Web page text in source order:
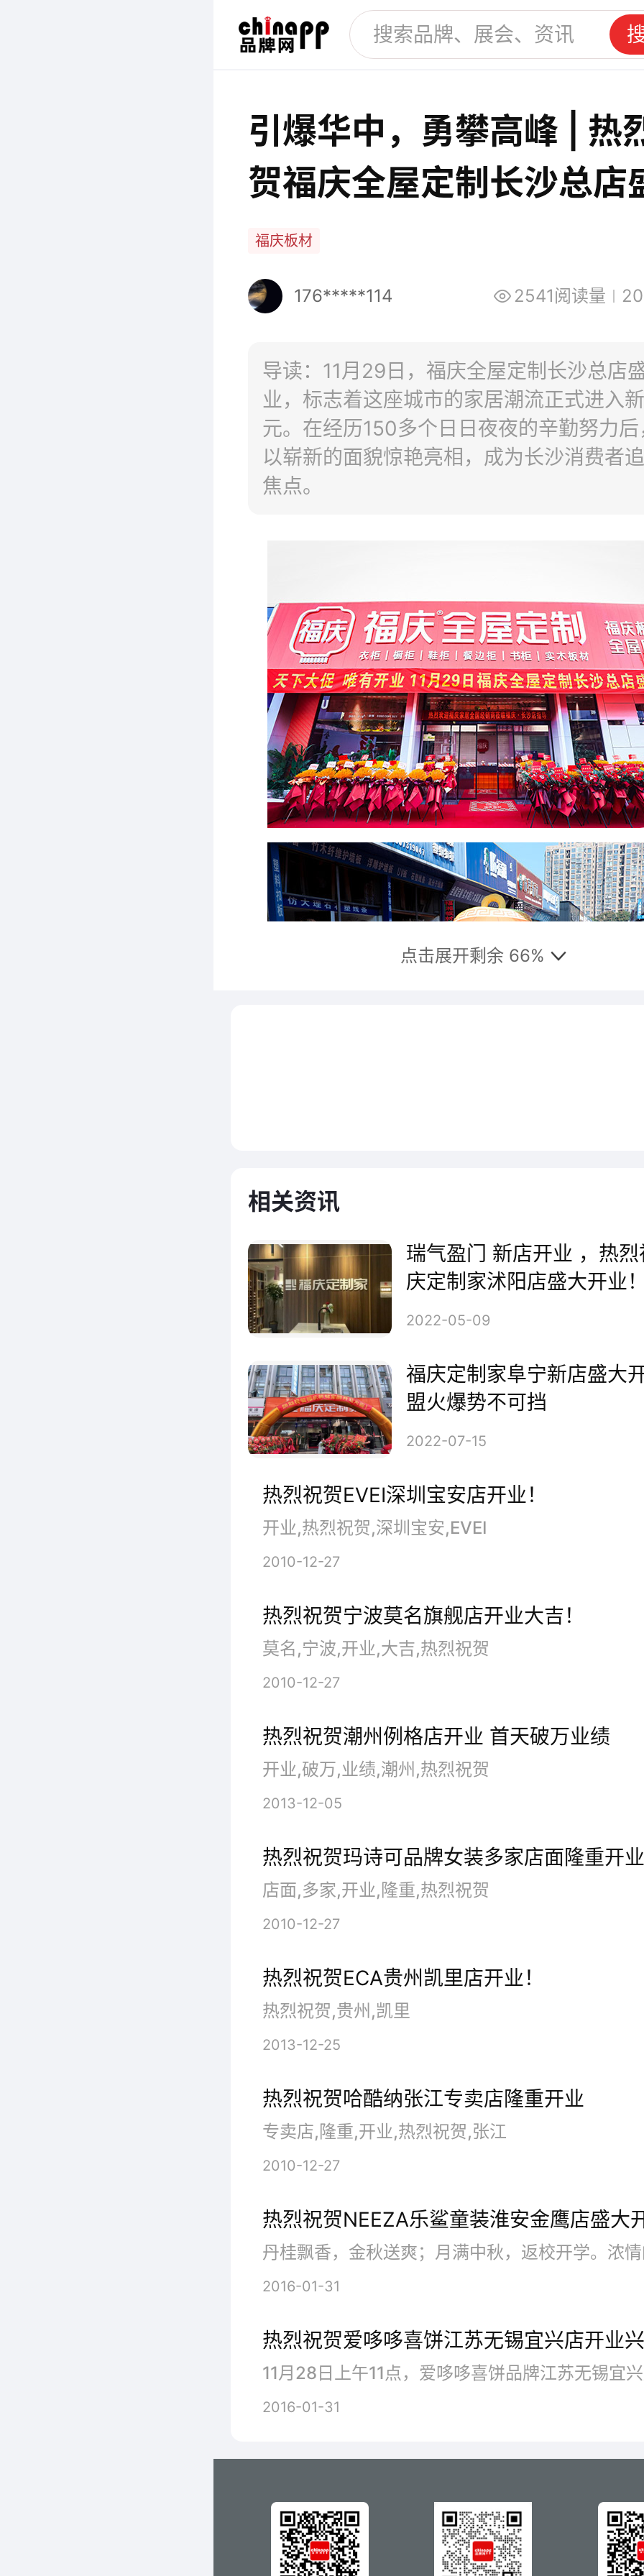
引爆华中，勇攀高峰 | 热
贺福庆全屋定制长沙总店
开业！
福庆板材
176*****114 2541阅读量
导读：11月29日，福庆全屋定制长沙总店
业，标志着这座城市的家居潮流正式进入
元。在经历150多个日日夜夜的辛勤努力
以崭新的面貌惊艳亮相，成为长沙消费者
焦点。
业，标志着这座城市的家居潮流正式
元。在经历150多个日日夜夜的辛勤努
门店以崭新的面貌惊艳亮相，成为长
追逐的焦点。
开业当天，鞭炮声声、锣鼓喧天
友们与来自全国的经销商纷至沓来，
新店的崛起。他们不仅对新店的开业
祝贺，更纷纷参观学习福庆全屋定制
的装修风格、经营理念及运营模式。
点击展开剩余 66%
相关资讯
瑞气盈门 新店开业 ，热
庆定制家沭阳店盛大开业
2022-05-09
福庆定制家阜宁新店盛大
盟火爆势不可挡
2022-07-15
热烈祝贺EVEI深圳宝安店开业！
开业,热烈祝贺,深圳宝安,EVEI
2010-12-27
热烈祝贺宁波莫名旗舰店开业大吉！
莫名,宁波,开业,大吉,热烈祝贺
2010-12-27
热烈祝贺潮州例格店开业 首天破万业绩
开业,破万,业绩,潮州,热烈祝贺
2013-12-05
热烈祝贺玛诗可品牌女装多家店面隆重开
店面,多家,开业,隆重,热烈祝贺
2010-12-27
热烈祝贺ECA贵州凯里店开业！
热烈祝贺,贵州,凯里
2013-12-25
热烈祝贺哈酷纳张江专卖店隆重开业
专卖店,隆重,开业,热烈祝贺,张江
2010-12-27
热烈祝贺NEEZA乐鲨童装淮安金鹰店盛大
2016-01-31
热烈祝贺爱哆哆喜饼江苏无锡宜兴店开业
2016-01-31